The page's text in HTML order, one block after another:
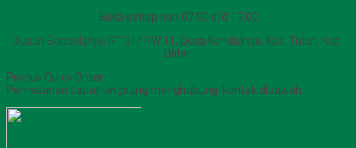
Buka setiap hari 07.00 s/d 17.00
Dusun Bendelonje, RT 01/ RW 11, Desa Kendalrejo, Kec. Talun. Kab.
Blitar.
Produk Quick Order
Pemesanan dapat langsung menghubungi kontak dibawah: